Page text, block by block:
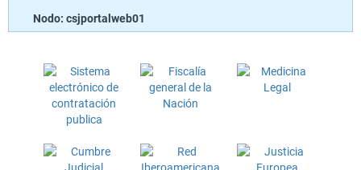
Nodo: csjportalweb01